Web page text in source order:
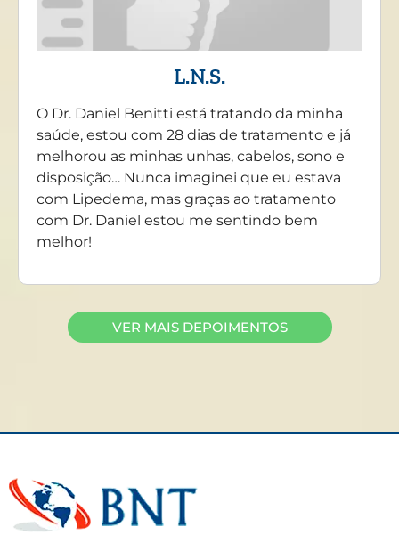
L.N.S.
O Dr. Daniel Benitti está tratando da minha
saúde, estou com 28 dias de tratamento e já
melhorou as minhas unhas, cabelos, sono e
disposição… Nunca imaginei que eu estava
com Lipedema, mas graças ao tratamento
com Dr. Daniel estou me sentindo bem
melhor!
VER MAIS DEPOIMENTOS